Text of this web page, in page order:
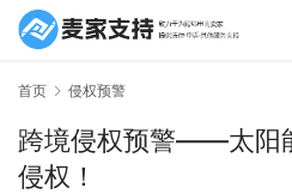
首页 侵权预警
跨境侵权预警——太阳
侵权！